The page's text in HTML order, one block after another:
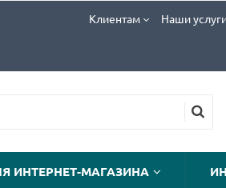
Клиентам Наши
ИНТЕРНЕТ-МАГАЗИНА